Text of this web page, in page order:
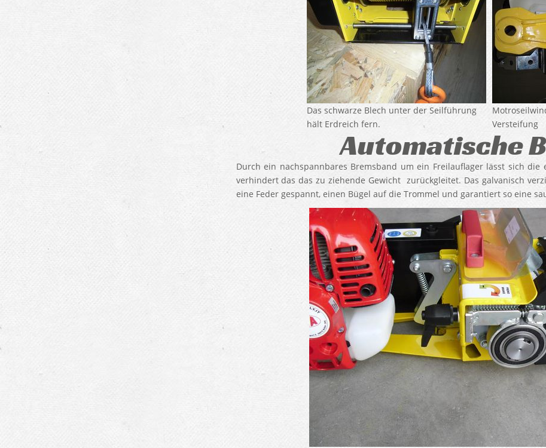
Das schwarze Blech unter der Seilführung
hält Erdreich fern.
Versteifung
Automatische
Durch ein nachspannbares Bremsband um ein Freilauflager lässt sich
verhindert das das zu ziehende Gewicht zurückgleitet. Das galvanisch
eine Feder gespannt, einen Bügel auf die Trommel und garantiert so eine